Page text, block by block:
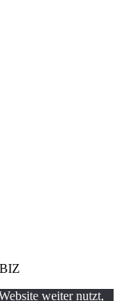
weiter nutzt,